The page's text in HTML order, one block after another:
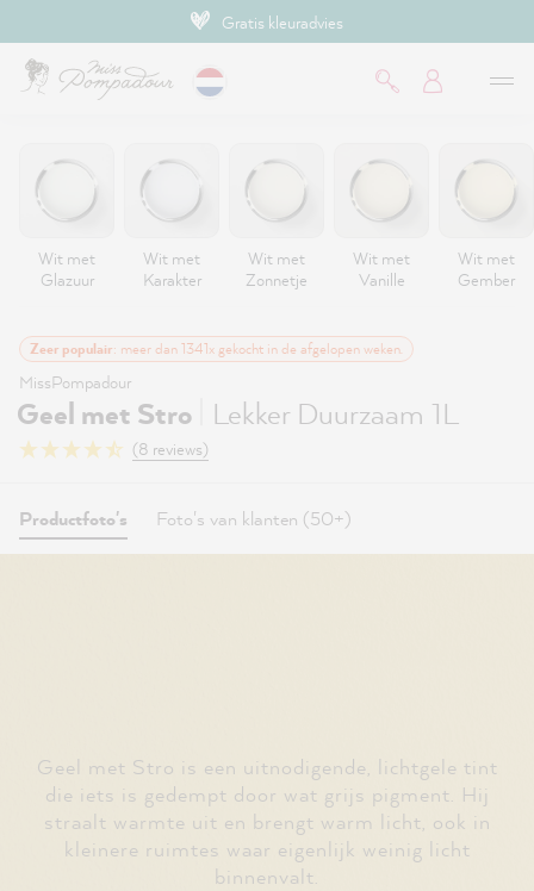
Gratis kleuradvies
Wit met
Glazuur
Wit met
Karakter
Wit met
Zonnetje
Wit met
Vanille
Wit met
Gember
Zeer populair: meer dan 1341x gekocht in de afgelopen weken.
MissPompadour
Geel met Stro Lekker Duurzaam 1L
(8 reviews)
Productfoto's Foto's van klanten (50+)
Geel met Stro is een uitnodigende, lichtgele tint
die iets is gedempt door wat grijs pigment. Hij
straalt warmte uit en brengt warm licht, ook in
kleinere ruimtes waar eigenlijk weinig licht
binnenvalt.